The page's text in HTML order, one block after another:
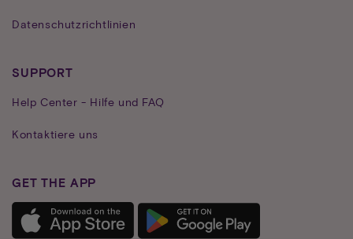
Datenschutzrichtlinien
SUPPORT
Help Center - Hilfe und FAQ
Kontaktiere uns
GET THE APP